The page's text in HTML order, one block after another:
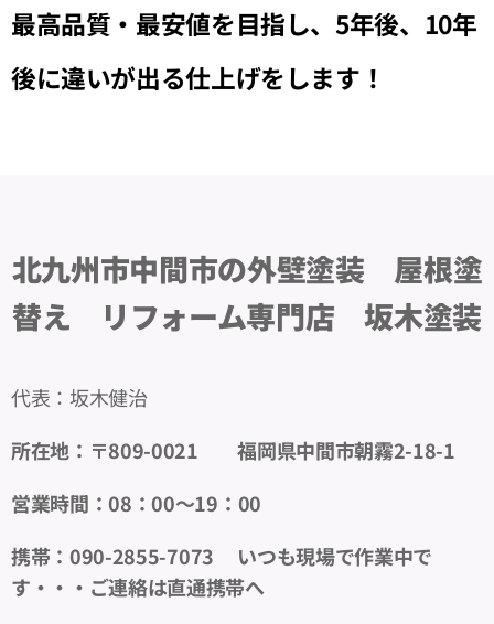
最高品質・最安値を目指し、5年後、10年
後に違いが出る仕上げをします！
北九州市中間市の外壁塗装 屋根塗
替え リフォーム専門店 坂木塗装
代表：坂木健治
所在地：〒809-0021 福岡県中間市朝霧2-18-1
営業時間：08：00～19：00
携帯：090-2855-7073 いつも現場で作業中で
す・・・ご連絡は直通携帯へ